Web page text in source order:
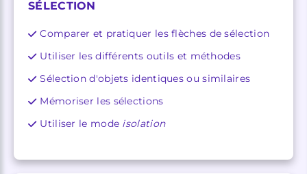
SÉLECTION
Comparer et pratiquer les flèches de sélection
Utiliser les différents outils et méthodes
Sélection d'objets identiques ou similaires
Mémoriser les sélections
Utiliser le mode isolation